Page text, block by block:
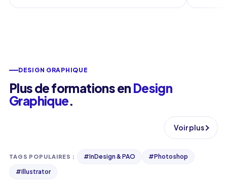
DESIGN GRAPHIQUE
Plus de formations en Design
Graphique.
Voir plus
TAGS POPULAIRES : #InDesign & PAO #Photoshop
#Illustrator